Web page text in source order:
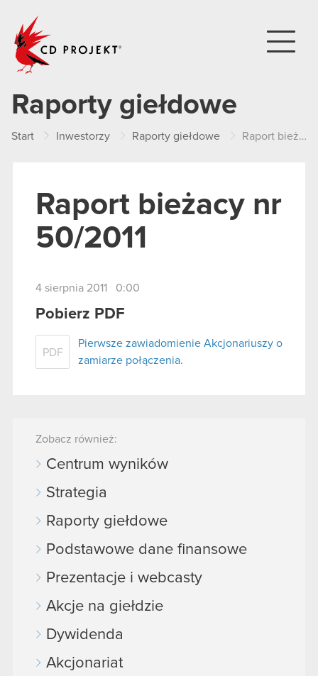
Raporty giełdowe
Start Inwestorzy Raporty giełdowe Raport bieżacy nr 50/2011
Raport bieżacy nr
50/2011
4 sierpnia 2011 0:00
Pobierz PDF
PDF
Pierwsze zawiadomienie Akcjonariuszy o
zamiarze połączenia.
Zobacz również:
Centrum wyników
Strategia
Raporty giełdowe
Podstawowe dane finansowe
Prezentacje i webcasty
Akcje na giełdzie
Dywidenda
Akcjonariat